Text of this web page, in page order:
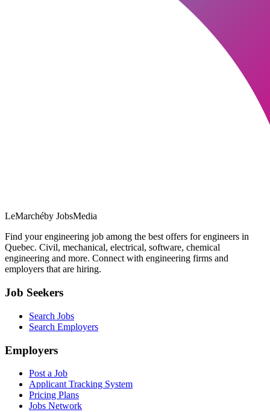
LeMarchéby JobsMedia
Find your engineering job among the best offers for engineers in
Quebec. Civil, mechanical, electrical, software, chemical
engineering and more. Connect with engineering firms and
employers that are hiring.
Job Seekers
Search Jobs
Search Employers
Employers
Post a Job
Applicant Tracking System
Pricing Plans
Jobs Network